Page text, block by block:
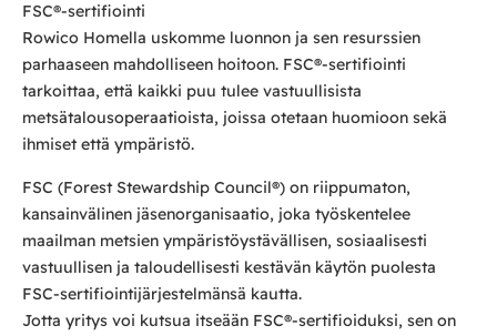
FSC®-sertifiointi
Rowico Homella uskomme luonnon ja sen resurssien
parhaaseen mahdolliseen hoitoon. FSC®-sertifiointi
tarkoittaa, että kaikki puu tulee vastuullisista
metsätalousoperaatioista, joissa otetaan huomioon sekä
ihmiset että ympäristö.
FSC (Forest Stewardship Council®) on riippumaton,
kansainvälinen jäsenorganisaatio, joka työskentelee
maailman metsien ympäristöystävällisen, sosiaalisesti
vastuullisen ja taloudellisesti kestävän käytön puolesta
FSC-sertifiointijärjestelmänsä kautta.
Jotta yritys voi kutsua itseään FSC®-sertifioiduksi, sen on